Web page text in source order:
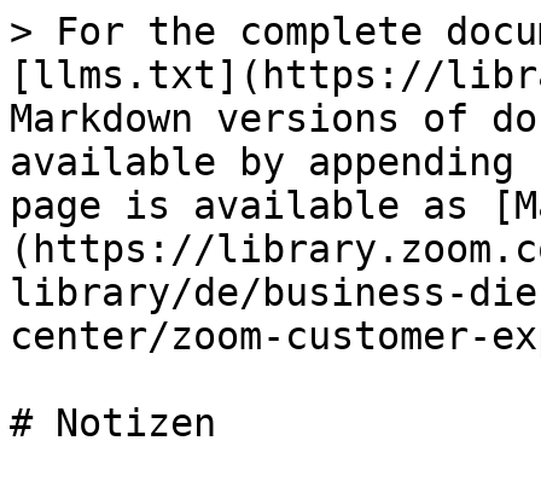
> For the complete
[llms.txt](https://
Markdown versions of
available by
page is available as
(https://
library/de/business-
center/zoom-customer-
# Notizen